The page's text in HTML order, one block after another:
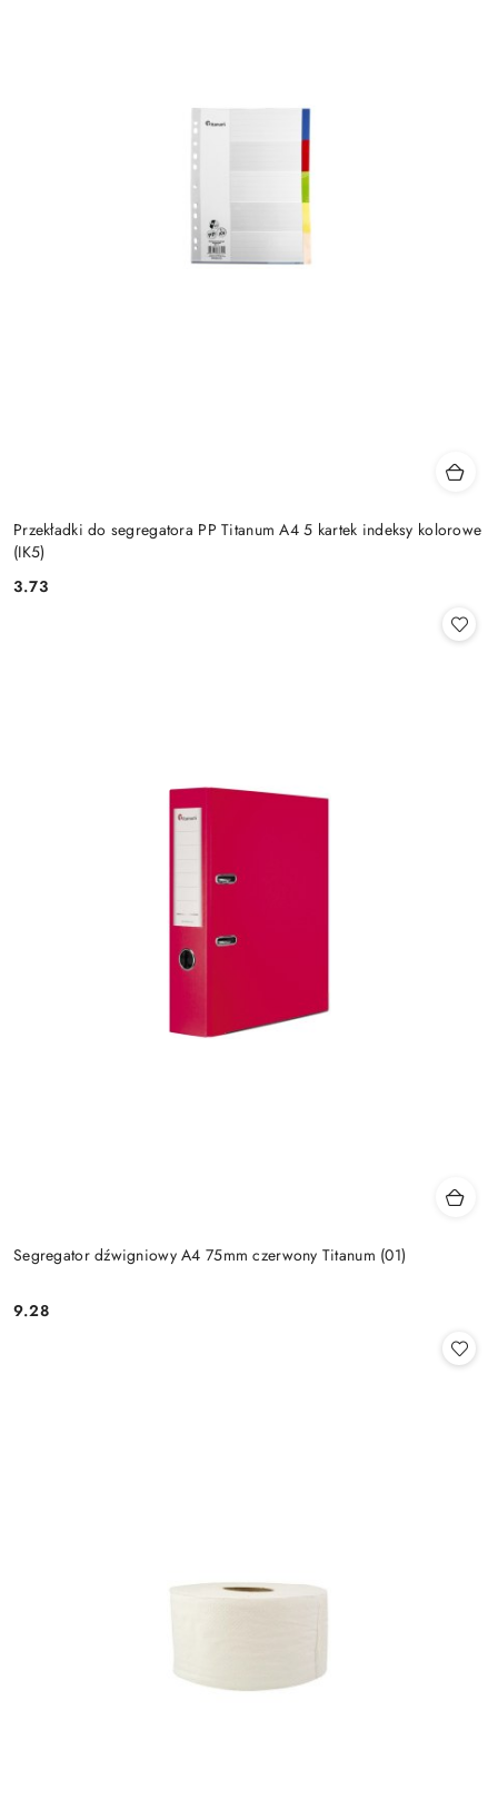
Przekładki do segregatora PP Titanum A4 5 kartek indeksy kolorowe
(IK5)
Cena:
3.73
Segregator dźwigniowy A4 75mm czerwony Titanum (01)
Cena:
9.28